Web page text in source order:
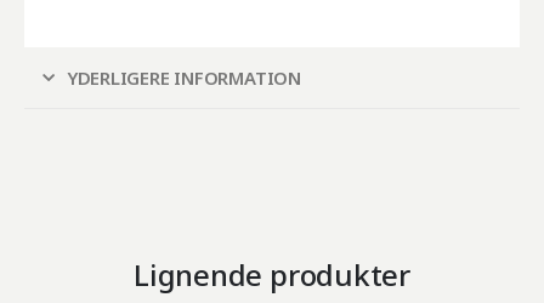
YDERLIGERE INFORMATION
Lignende produkter